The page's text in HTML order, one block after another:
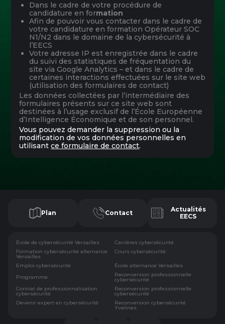
Dans le cadre de votre procédure de
candidature en formation
Afin de pouvoir vous contacter dans le cadre de
votre candidature en formation Opérateur SOC
N1/N2 dans le domaine de la cybersécurité à
l’EECS
Votre adresse IP est enregistrée dans le cadre
du suivi des statistiques de fréquentation du
site via Google Analytics – et dans le cadre de
certaines interactions effectuées sur le site web
(utilisation des formulaires de contact)
Les données collectées par l’intermédiaire des
formulaires présents sur ce site web sont
destinées à l’usage exclusif de l’École Européenne
d’Intelligence Économique et de son personnel.
Vous pouvez demander la suppression ou la
modification de vos données personnelles en
utilisantce formulaire de contact.
Plan Contact
Actualités
EECS
École de cybersécurité Versailles
Carrières cybersécurité
Formation cybersécurité alternance
Versailles
Cours cybersécurité
Emploi cybersécurité
École alternance Versailles
Programme
Reconversion professionnelle
cybersécurité
Contrat de professionnalisation
cybersécurité
Reconversion professionnelle
cybersécurité
Devenir expert en cybersécurité
Reconversion cybersécurité
Yvelines